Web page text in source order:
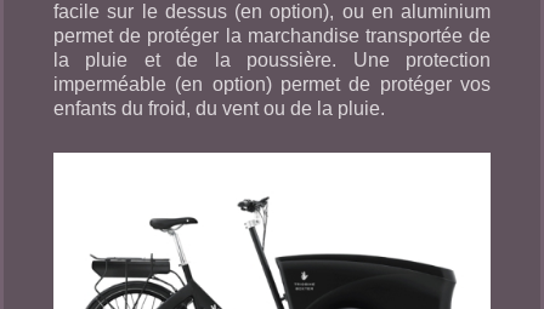
facile sur le dessus (en option), ou en aluminium
permet de protéger la marchandise transportée de
la pluie et de la poussière. Une protection
imperméable (en option) permet de protéger vos
enfants du froid, du vent ou de la pluie.